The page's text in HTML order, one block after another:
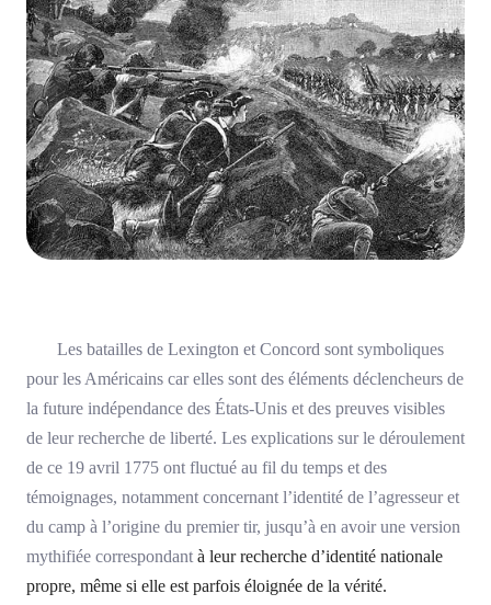
Les batailles de Lexington et Concord sont symboliques
pour les Américains car elles sont des éléments déclencheurs de
la future indépendance des États-Unis et des preuves visibles
de leur recherche de liberté. Les explications sur le déroulement
de ce 19 avril 1775 ont fluctué au fil du temps et des
témoignages, notamment concernant l’identité de l’agresseur et
du camp à l’origine du premier tir, jusqu’à en avoir une version
mythifiée correspondant à leur recherche d’identité nationale
propre, même si elle est parfois éloignée de la vérité.